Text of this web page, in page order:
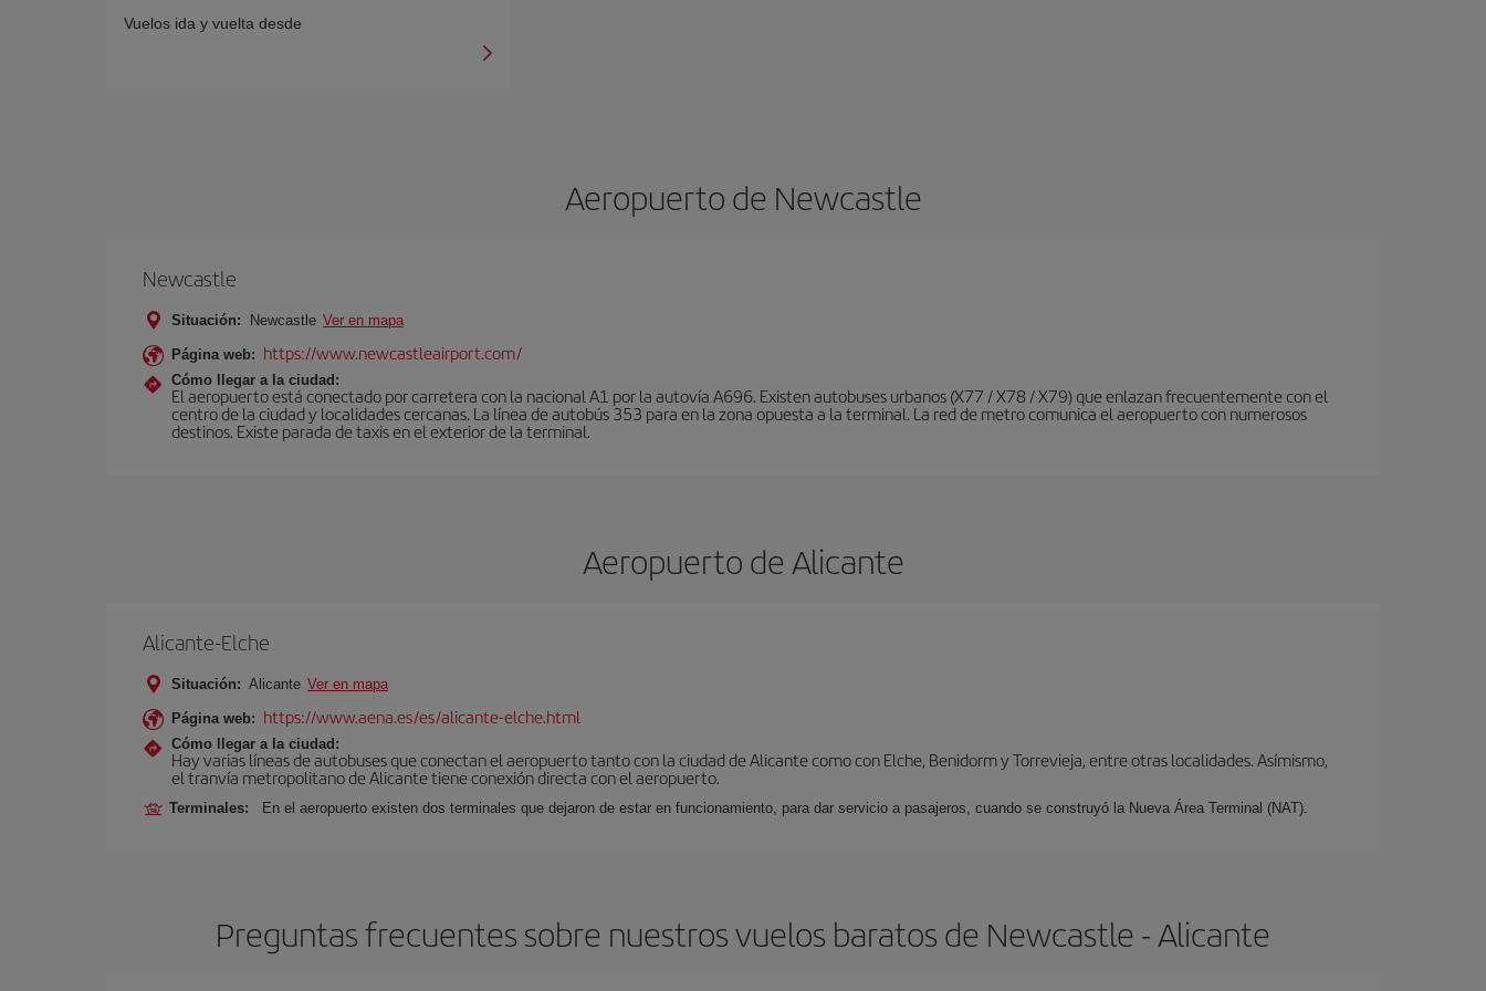
Vuelos ida y vuelta desde
Aeropuerto de Newcastle
Newcastle
Situación: Newcastle Ver en mapa
Página web: https://www.newcastleairport.com/
Cómo llegar a la ciudad:
El aeropuerto está conectado por carretera con la nacional A1 por la autovía A696. Existen autobuses urbanos (X77 / X78 / X79) que enlazan frecuentemente con el
centro de la ciudad y localidades cercanas. La línea de autobús 353 para en la zona opuesta a la terminal. La red de metro comunica el aeropuerto con numerosos
destinos. Existe parada de taxis en el exterior de la terminal.
Aeropuerto de Alicante
Alicante-Elche
Situación: Alicante Ver en mapa
Página web: https://www.aena.es/es/alicante-elche.html
Cómo llegar a la ciudad:
Hay varias líneas de autobuses que conectan el aeropuerto tanto con la ciudad de Alicante como con Elche, Benidorm y Torrevieja, entre otras localidades. Asímismo,
el tranvía metropolitano de Alicante tiene conexión directa con el aeropuerto.
Terminales: En el aeropuerto existen dos terminales que dejaron de estar en funcionamiento, para dar servicio a pasajeros, cuando se construyó la Nueva Área Terminal (NAT).
Preguntas frecuentes sobre nuestros vuelos baratos de Newcastle - Alicante